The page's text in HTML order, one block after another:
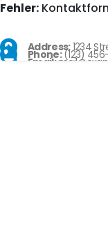
Fehler:
Address:1234
Phone:(123)
Email: